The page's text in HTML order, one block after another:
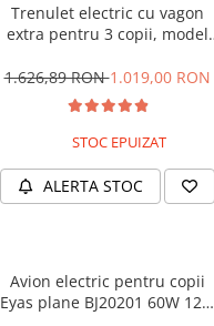
Trenulet electric cu vagon
extra pentru 3 copii, model
music player, albastru
1.626,89 RON1.019,00 RON
STOC EPUIZAT
ALERTA STOC
Avion electric pentru copii
Eyas plane BJ20201 60W 12V,